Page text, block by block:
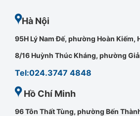
Hà Nội
95H Lý Nam Đế, phường Hoàn Kiếm,
8/16 Huỳnh Thúc Kháng, phường
Tel:024.3747 4848
Hồ Chí Minh
96 Tôn Thất Tùng, phường Bến